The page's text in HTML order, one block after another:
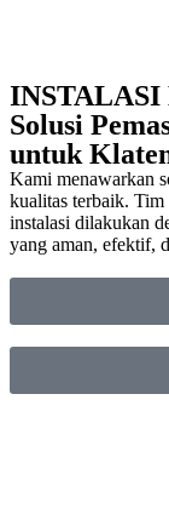
INSTALASI
Solusi
untuk
Kami menawarkan
kualitas terbaik. Tim
instalasi dilakukan
yang aman, efektif,